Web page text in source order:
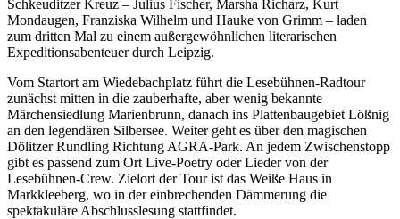
Schkeuditzer Kreuz – Julius Fischer, Marsha Richarz, Kurt
Mondaugen, Franziska Wilhelm und Hauke von Grimm – laden
zum dritten Mal zu einem außergewöhnlichen literarischen
Expeditionsabenteuer durch Leipzig.
Vom Startort am Wiedebachplatz führt die Lesebühnen-Radtour
zunächst mitten in die zauberhafte, aber wenig bekannte
Märchensiedlung Marienbrunn, danach ins Plattenbaugebiet Lößnig
an den legendären Silbersee. Weiter geht es über den magischen
Dölitzer Rundling Richtung AGRA-Park. An jedem Zwischenstopp
gibt es passend zum Ort Live-Poetry oder Lieder von der
Lesebühnen-Crew. Zielort der Tour ist das Weiße Haus in
Markkleeberg, wo in der einbrechenden Dämmerung die
spektakuläre Abschlusslesung stattfindet.